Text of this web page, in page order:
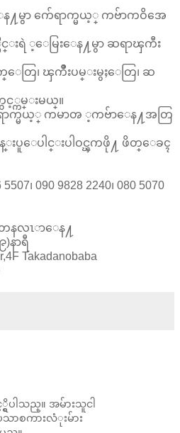
န႔မွာ က်ေရာက္မယ့္ ကဗ်ာကဝိအေ
ရဲ ့ေမြးေန႔မွာ ဆရာၾကီး
ေတြ၊ ၾကိဳးပမ္းမွႈေတြ၊ ဆ
ကမ္းမယ္။
ရာက္မယ့္ ကမာၻ ့ကဗ်ာေန႔အတြ
ပူေပါင္းပါဝင္ၾကဖို႔ ဖိတ္ေခၚ
၊ 090 9828 2240၊ 080 5070
တနလၤာေန႔
)နာရီ
Takadanobaba
ရွိပါသည္။ အမ်ားသူငါ
ာစကားလံုးမ်ား